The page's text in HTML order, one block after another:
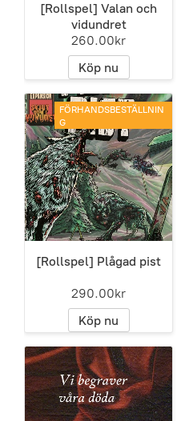
[Rollspel] Valan och
vidundret
260.00kr
Köp nu
FÖRHANDSBESTÄLLNIN
G
[Rollspel] Plågad pist
290.00kr
Köp nu